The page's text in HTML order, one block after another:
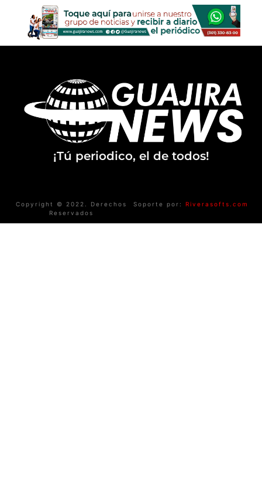
¡Tú periodico, el de todos!
Copyright © 2022. Derechos
Reservados
Soporte por: Riverasofts.com